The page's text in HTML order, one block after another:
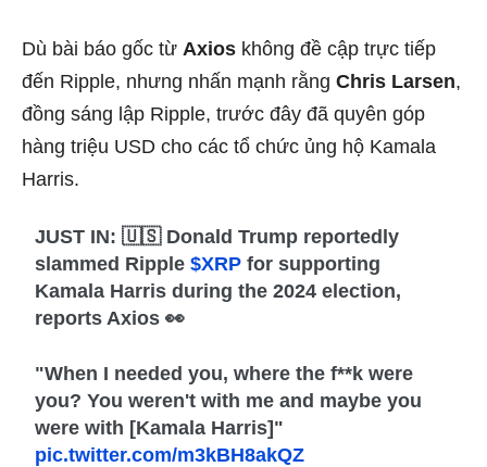
Dù bài báo gốc từ Axios không đề cập trực tiếp
đến Ripple, nhưng nhấn mạnh rằng Chris Larsen,
đồng sáng lập Ripple, trước đây đã quyên góp
hàng triệu USD cho các tổ chức ủng hộ Kamala
Harris.
JUST IN: 🇺🇸 Donald Trump reportedly
slammed Ripple$XRP for supporting
Kamala Harris during the 2024 election,
reports Axios 👀
"When I needed you, where the f**k were
you? You weren't with me and maybe you
were with [Kamala Harris]"
pic.twitter.com/m3kBH8akQZ